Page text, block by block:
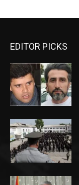
EDITOR PICKS